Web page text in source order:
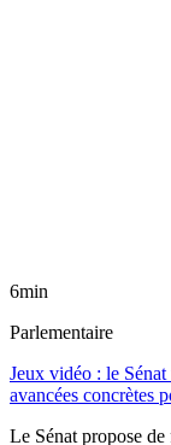
6min
Parlementaire
Jeux vidéo : le
avancées concrètes
Le Sénat propose